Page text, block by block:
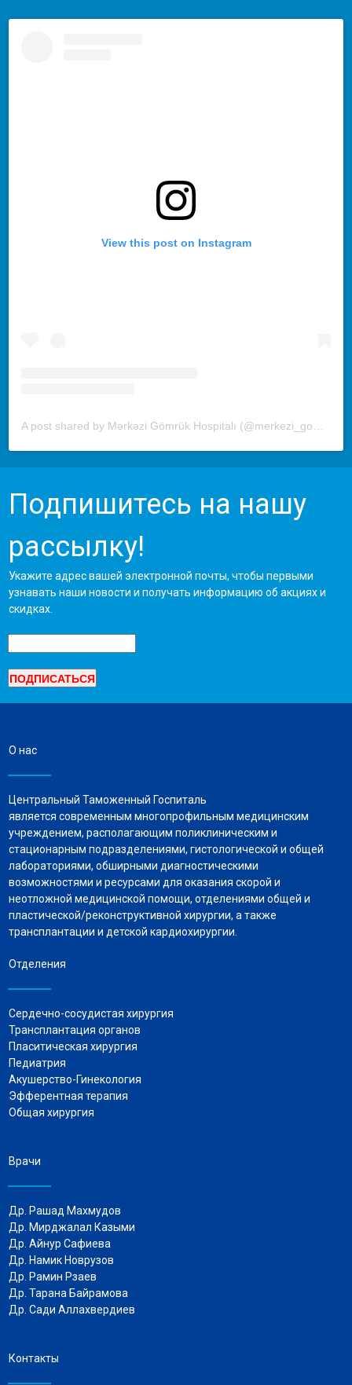
View this post on Instagram
Подпишитесь на нашу
рассылку!
Укажите адрес вашей электронной почты, чтобы первыми
узнавать наши новости и получать информацию об акциях и
скидках.
О нас
Центральный Таможенный Госпиталь
является современным многопрофильным медицинским
учреждением, располагающим поликлиническим и
стационарным подразделениями, гистологической и общей
лабораториями, обширными диагностическими
возможностями и ресурсами для оказания скорой и
неотложной медицинской помощи, отделениями общей и
пластической/реконструктивной хирургии, а также
трансплантации и детской кардиохирургии.
Отделения
Сердечно-сосудистая хирургия
Трансплантация органов
Пласитическая хирургия
Педиатрия
Акушерство-Гинекология
Эфферентная терапия
Общая хирургия
Врачи
Др. Рашад Махмудов
Др. Мирджалал Казыми
Др. Айнур Сафиева
Др. Намик Новрузов
Др. Рамин Рзаев
Др. Тарана Байрамова
Др. Сади Аллахвердиев
Контакты